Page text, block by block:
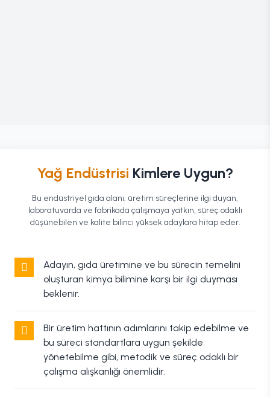
Yağ Endüstrisi Kimlere Uygun?
Bu endüstriyel gıda alanı; üretim süreçlerine ilgi duyan,
laboratuvarda ve fabrikada çalışmaya yatkın, süreç odaklı
düşünebilen ve kalite bilinci yüksek adaylara hitap eder.
Adayın, gıda üretimine ve bu sürecin temelini
oluşturan kimya bilimine karşı bir ilgi duyması
beklenir.
Bir üretim hattının adımlarını takip edebilme ve
bu süreci standartlara uygun şekilde
yönetebilme gibi, metodik ve süreç odaklı bir
çalışma alışkanlığı önemlidir.